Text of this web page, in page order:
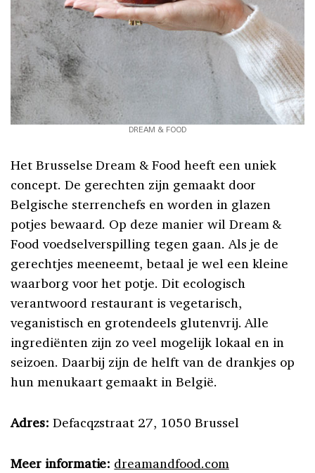
DREAM & FOOD
Het Brusselse Dream & Food heeft een uniek
concept. De gerechten zijn gemaakt door
Belgische sterrenchefs en worden in glazen
potjes bewaard. Op deze manier wil Dream &
Food voedselverspilling tegen gaan. Als je de
gerechtjes meeneemt, betaal je wel een kleine
waarborg voor het potje. Dit ecologisch
verantwoord restaurant is vegetarisch,
veganistisch en grotendeels glutenvrij. Alle
ingrediënten zijn zo veel mogelijk lokaal en in
seizoen. Daarbij zijn de helft van de drankjes op
hun menukaart gemaakt in België.
Adres: Defacqzstraat 27, 1050 Brussel
Meer informatie: dreamandfood.com